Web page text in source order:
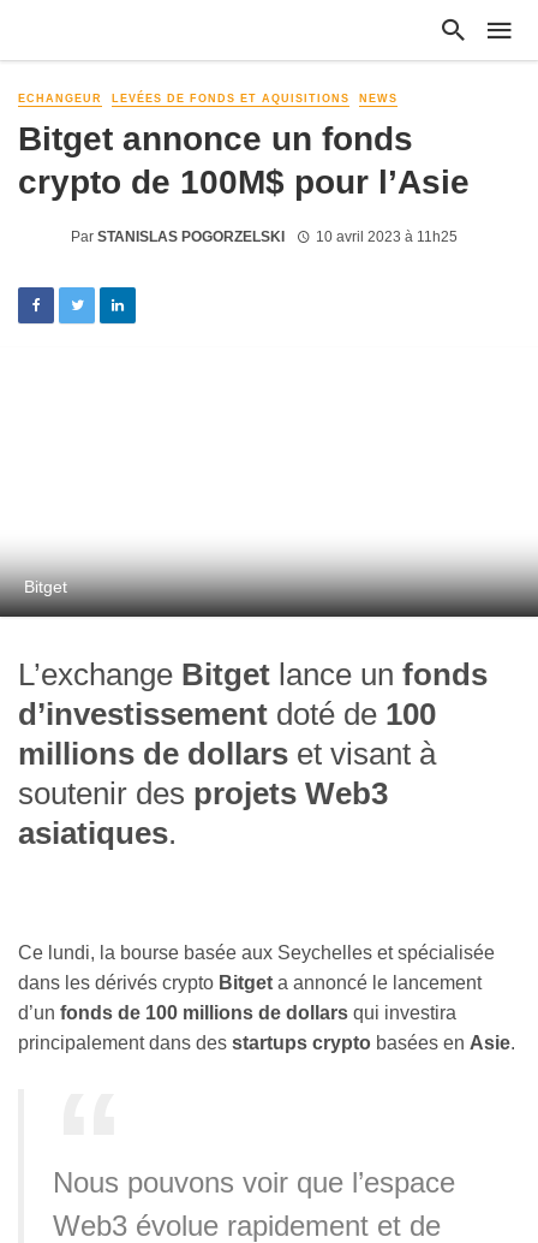
ECHANGEUR LEVÉES DE FONDS ET AQUISITIONS NEWS
Bitget annonce un fonds
crypto de 100M$ pour l’Asie
Par STANISLAS POGORZELSKI 10 avril 2023 à 11h25
Bitget
L’exchange Bitget lance un fonds
d’investissement doté de 100
millions de dollars et visant à
soutenir des projets Web3
asiatiques.
Ce lundi, la bourse basée aux Seychelles et spécialisée
dans les dérivés crypto Bitget a annoncé le lancement
d’un fonds de 100 millions de dollars qui investira
principalement dans des startups crypto basées en Asie.
Nous pouvons voir que l’espace
Web3 évolue rapidement et de